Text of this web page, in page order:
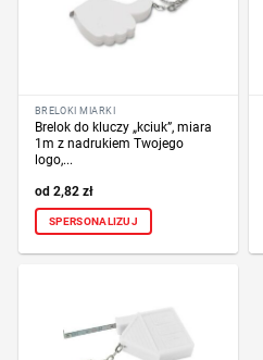
BRELOKI MIARKI
Brelok do kluczy „kciuk”, miara
1m z nadrukiem Twojego
logo,...
2,82 zł
SPERSONALIZUJ